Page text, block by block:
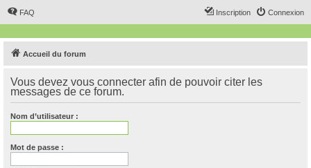
FAQ Connexion
Inscription
Accueil du forum
Vous devez vous connecter afin de pouvoir citer les
messages de ce forum.
Nom d’utilisateur :
Mot de passe :